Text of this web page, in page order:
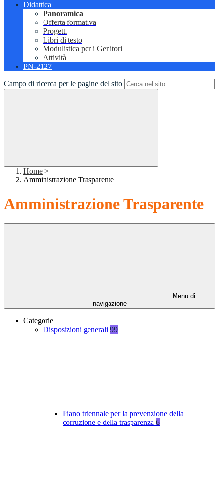
Didattica
Panoramica
Offerta formativa
Progetti
Libri di testo
Modulistica per i Genitori
Attività
PN-2127
Campo di ricerca per le pagine del sito
Home >
Amministrazione Trasparente
Amministrazione Trasparente
Menu di
navigazione
Categorie
Disposizioni generali 99
Piano triennale per la prevenzione della
corruzione e della trasparenza 6